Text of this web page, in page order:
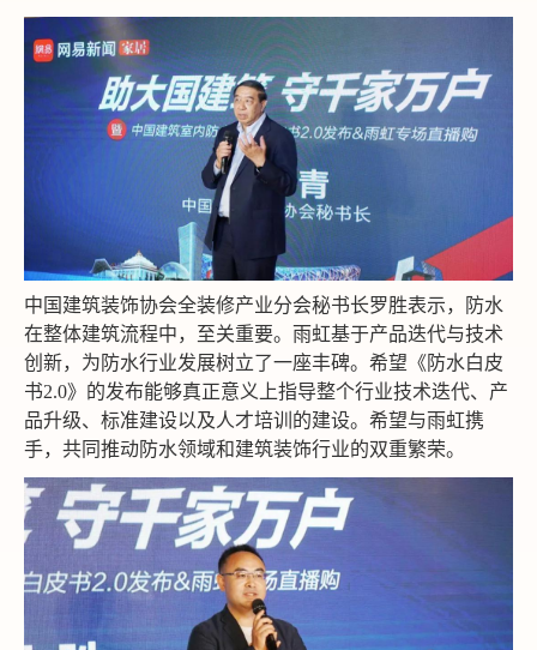
中国建筑装饰协会全装修产业分会秘书长罗胜表示，防水
在整体建筑流程中，至关重要。雨虹基于产品迭代与技术
创新，为防水行业发展树立了一座丰碑。希望《防水白皮
书2.0》的发布能够真正意义上指导整个行业技术迭代、产
品升级、标准建设以及人才培训的建设。希望与雨虹携
手，共同推动防水领域和建筑装饰行业的双重繁荣。